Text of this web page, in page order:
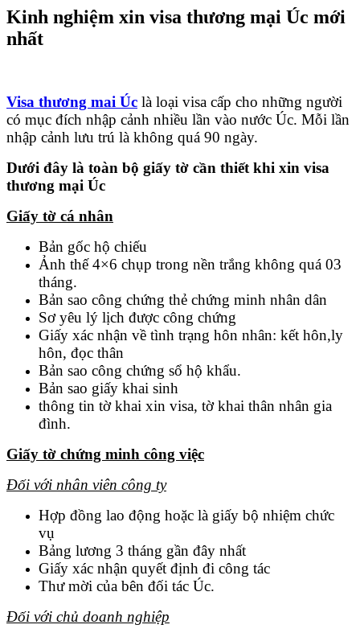
Kinh nghiệm xin visa thương mại Úc mới
nhất
Visa thương mai Úc là loại visa cấp cho những người
có mục đích nhập cảnh nhiều lần vào nước Úc. Mỗi lần
nhập cảnh lưu trú là không quá 90 ngày.
Dưới đây là toàn bộ giấy tờ cần thiết khi xin visa
thương mại Úc
Giấy tờ cá nhân
Bản gốc hộ chiếu
Ảnh thế 4×6 chụp trong nền trắng không quá 03
tháng.
Bản sao công chứng thẻ chứng minh nhân dân
Sơ yêu lý lịch được công chứng
Giấy xác nhận về tình trạng hôn nhân: kết hôn,ly
hôn, đọc thân
Bản sao công chứng sổ hộ khẩu.
Bản sao giấy khai sinh
thông tin tờ khai xin visa, tờ khai thân nhân gia
đình.
Giấy tờ chứng minh công việc
Đối với nhân viên công ty
Hợp đồng lao động hoặc là giấy bộ nhiệm chức
vụ
Bảng lương 3 tháng gần đây nhất
Giấy xác nhận quyết định đi công tác
Thư mời của bên đối tác Úc.
Đối với chủ doanh nghiệp